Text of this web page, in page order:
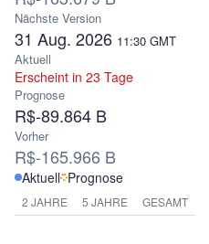
Nächste Version
31 Aug. 2026 11:30 GMT
Aktuell
Erscheint in 23 Tage
Prognose
R$-89.864 B
Vorher
R$-165.966 B
Aktuell Prognose
2 JAHRE 5 JAHRE GESAMT